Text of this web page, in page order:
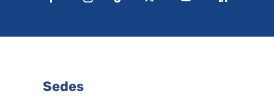
Sedes